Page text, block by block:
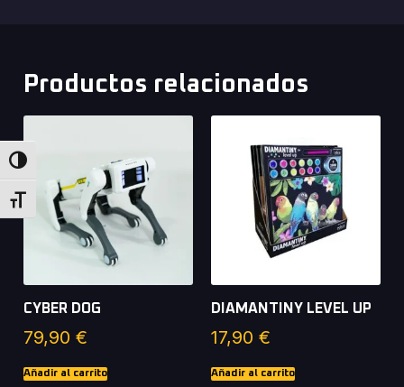
Alternar alto contraste
Alternar tamaño de letra
Productos relacionados
CYBER DOG
79,90 €
Añadir al carrito
DIAMANTINY LEVEL UP
17,90 €
Añadir al carrito